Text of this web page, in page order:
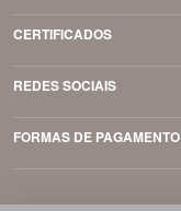
CERTIFICADOS
REDES SOCIAIS
FORMAS DE PAGAMENTO